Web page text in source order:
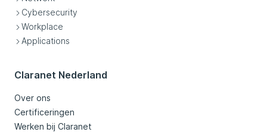
Cybersecurity
Workplace
Applications
Claranet Nederland
Over ons
Certificeringen
Werken bij Claranet